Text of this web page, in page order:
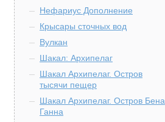
Нефариус Дополнение
Крысары сточных вод
Вулкан
Шакал: Архипелаг
Шакал Архипелаг. Остров
тысячи пещер
Шакал Архипелаг. Остров Бена
Ганна